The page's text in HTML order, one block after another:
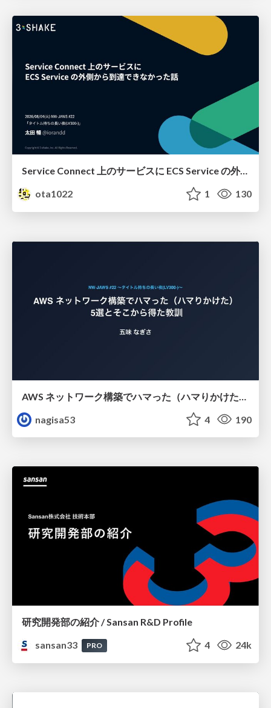
Service Connect 上のサービスに ECS Service の外側から到達できなかった話
ota1022
1 130
nagisa53
4 190
研究開発部の紹介 / Sansan R&D Profile
sansan33
PRO 4 24k